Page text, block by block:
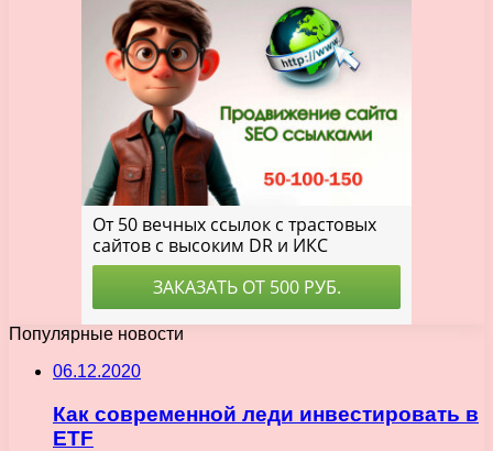
Популярные новости
06.12.2020
Как современной леди инвестировать в
ETF